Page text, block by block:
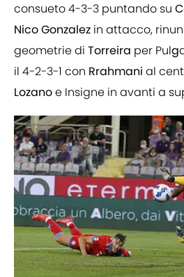
consueto 4-3-3 puntando su
NicoGonzalez in attacco,
geometrie di Torreira per Pulg
il 4-2-3-1 con Rrahmani al
Lozanoe Insigne in avanti a